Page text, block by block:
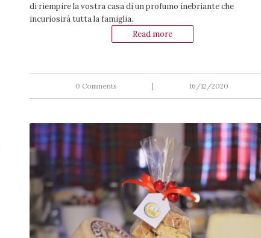
di riempire la vostra casa di un profumo inebriante che
incuriosirà tutta la famiglia.
Read more
0 Comments | 16/12/2020